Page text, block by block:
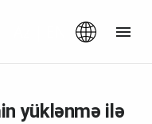
yüklənmə ilə